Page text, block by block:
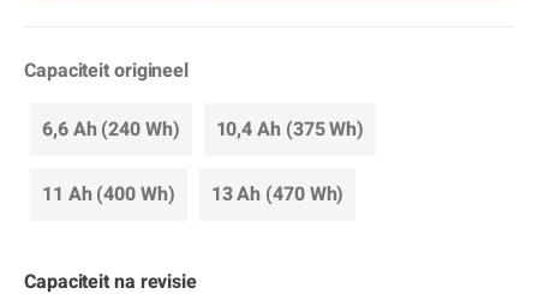
Capaciteit origineel
6,6 Ah (240 Wh) 10,4 Ah (375 Wh)
11 Ah (400 Wh) 13 Ah (470 Wh)
Capaciteit na revisie